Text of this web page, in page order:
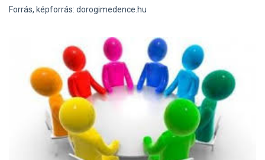
Forrás, képforrás: dorogimedence.hu